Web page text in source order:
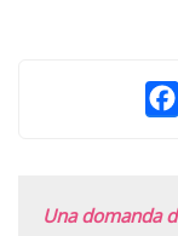
Una domanda